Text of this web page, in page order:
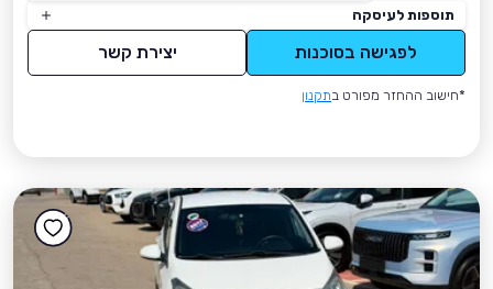
תוספות לעיסקה
לפגישה בסוכנות יצירת קשר
*חישוב ההחזר מפורט בתקנון